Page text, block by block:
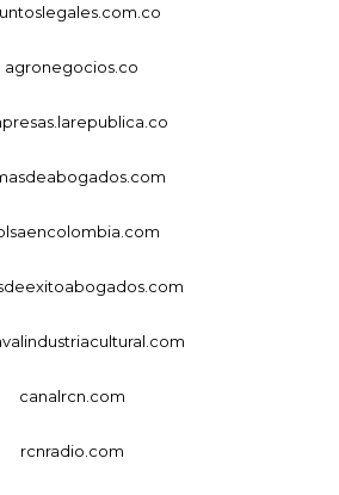
agronegocios.co
canalrcn.com
rcnradio.com